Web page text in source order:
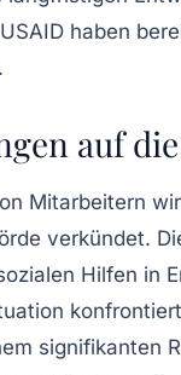
haben
auf
Mitarbeitern
verkündet.
Hilfen in
signifikanten